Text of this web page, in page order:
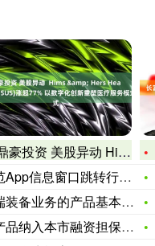
豪投资 美股异动 Hims & Hers Hea
窗口跳转行为，严禁“摇
的产品基本为定制化产品
融资担保和风险补偿相关